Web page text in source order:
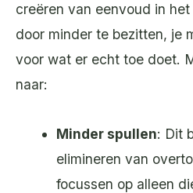
creëren van eenvoud in
door minder te bezitten, je
voor wat er echt toe doet.
naar:
Minder spullen: Dit
elimineren van
focussen op alleen